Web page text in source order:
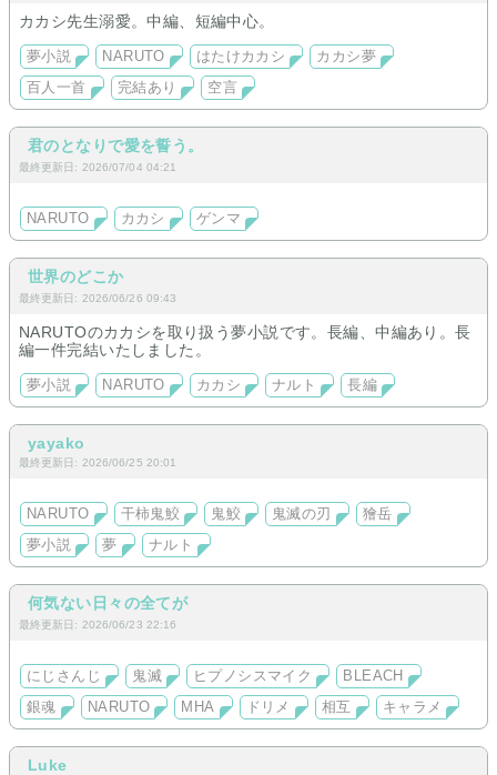
カカシ先生溺愛。中編、短編中心。
夢小説 NARUTO はたけカカシ
カカシ夢
百人一首
完結あり 空言
君のとなりで愛を誓う。
最終更新日: 2026/07/04 04:21
NARUTO カカシ ゲンマ
世界のどこか
最終更新日: 2026/06/26 09:43
NARUTOのカカシを取り扱う夢小説です。長編、中編あり。長
編一件完結いたしました。
夢小説 NARUTO カカシ ナルト 長編
yayako
最終更新日: 2026/06/25 20:01
NARUTO 干柿鬼鮫 鬼鮫 鬼滅の刃
獪岳
夢小説
夢 ナルト
何気ない日々の全てが
最終更新日: 2026/06/23 22:16
にじさんじ 鬼滅 ヒプノシスマイク
BLEACH
銀魂
NARUTO MHA ドリメ 相互 キャラメ
Luke